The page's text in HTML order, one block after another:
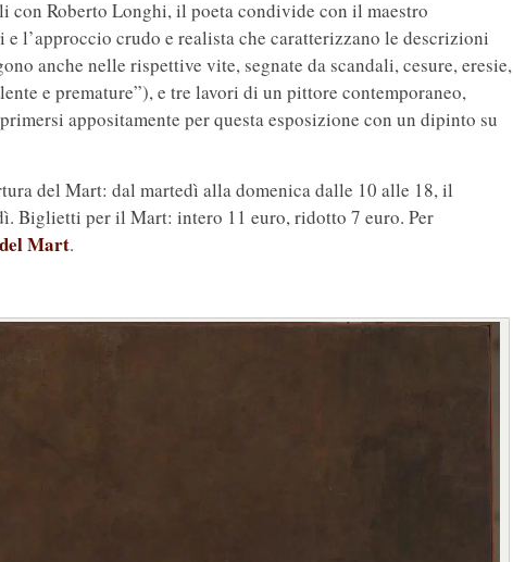
con Roberto Longhi, il poeta condivide con il maestro
l’approccio crudo e realista che caratterizzano le descrizioni
anche nelle rispettive vite, segnate da scandali, cesure, eresie,
e premature”), e tre lavori di un pittore contemporaneo,
appositamente per questa esposizione con un dipinto su
del Mart: dal martedì alla domenica dalle 10 alle 18, il
Biglietti per il Mart: intero 11 euro, ridotto 7 euro. Per
Mart.